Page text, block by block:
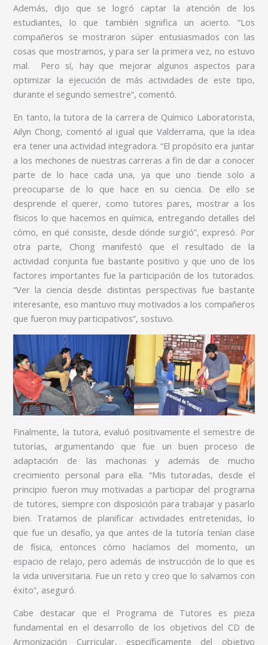
Además, dijo que se logró captar la atención de los
estudiantes, lo que también significa un acierto. “Los
compañeros se mostraron súper entusiasmados con las
cosas que mostramos, y para ser la primera vez, no estuvo
mal. Pero sí, hay que mejorar algunos aspectos para
optimizar la ejecución de más actividades de este tipo,
durante el segundo semestre”, comentó.
En tanto, la tutora de la carrera de Químico Laboratorista,
Ailyn Chong, comentó al igual que Valderrama, que la idea
era tener una actividad integradora. “El propósito era juntar
a los mechones de nuestras carreras a fin de dar a conocer
parte de lo hace cada una, ya que uno tiende solo a
preocuparse de lo que hace en su ciencia. De ello se
desprende el querer, como tutores pares, mostrar a los
físicos lo que hacemos en química, entregando detalles del
cómo, en qué consiste, desde dónde surgió”, expresó. Por
otra parte, Chong manifestó que el resultado de la
actividad conjunta fue bastante positivo y que uno de los
factores importantes fue la participación de los tutorados.
“Ver la ciencia desde distintas perspectivas fue bastante
interesante, eso mantuvo muy motivados a los compañeros
que fueron muy participativos”, sostuvo.
Finalmente, la tutora, evaluó positivamente el semestre de
tutorías, argumentando que fue un buen proceso de
adaptación de las machonas y además de mucho
crecimiento personal para ella. “Mis tutoradas, desde el
principio fueron muy motivadas a participar del programa
de tutores, siempre con disposición para trabajar y pasarlo
bien. Tratamos de planificar actividades entretenidas, lo
que fue un desafío, ya que antes de la tutoría tenían clase
de física, entonces cómo hacíamos del momento, un
espacio de relajo, pero además de instrucción de lo que es
la vida universitaria. Fue un reto y creo que lo salvamos con
éxito”, aseguró.
Cabe destacar que el Programa de Tutores es pieza
fundamental en el desarrollo de los objetivos del CD de
Armonización Curricular, específicamente del objetivo